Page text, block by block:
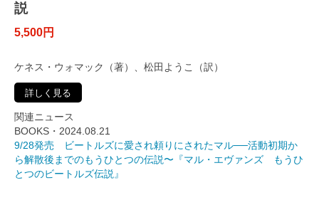
説
5,500円
ケネス・ウォマック（著）、松田ようこ（訳）
詳しく見る
関連ニュース
BOOKS・2024.08.21
9/28発売 ビートルズに愛され頼りにされたマル──活動初期か
ら解散後までのもうひとつの伝説〜『マル・エヴァンズ もうひ
とつのビートルズ伝説』